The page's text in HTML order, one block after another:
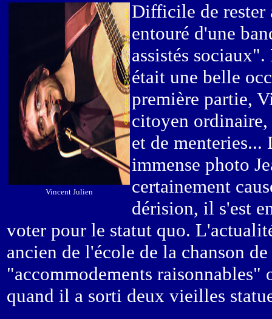
Vincent Julien
Difficile de rester
entouré d'une
assistés
était une belle
première partie,
citoyen ordinaire,
et de
immense photo
certainement
dérision, il s'est
voter pour le statut quo.
ancien de l'école de la chanson
"accommodements raisonnables"
quand il a sorti deux vieilles